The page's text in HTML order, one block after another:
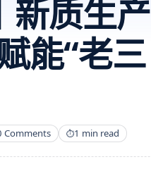
新质生产
能“老三
Comments 1 min read